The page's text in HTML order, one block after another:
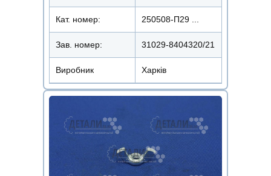
Кат. номер: 250508-П29 ...
Зав. номер: 31029-8404320/21
Виробник Харків